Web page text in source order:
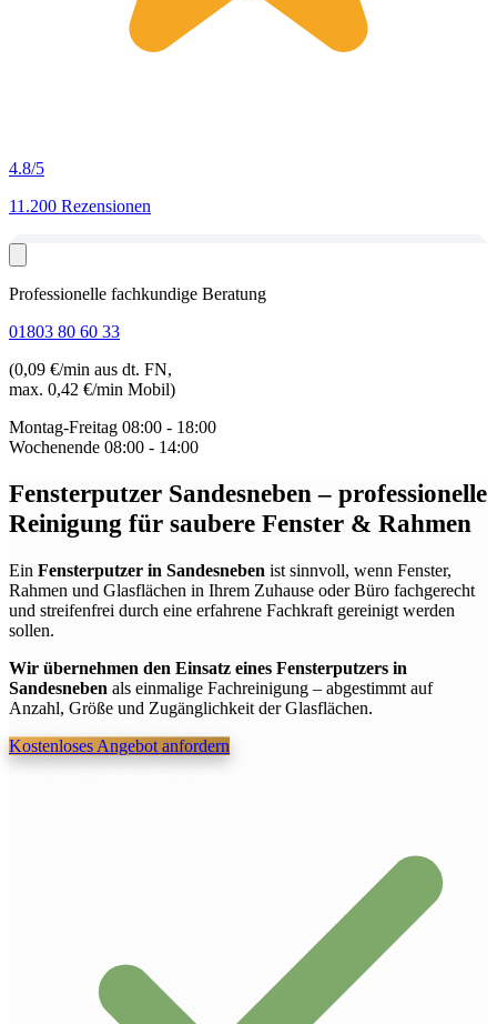
4.8/5
11.200 Rezensionen
Professionelle fachkundige Beratung
01803 80 60 33
(0,09 €/min aus dt. FN,
max. 0,42 €/min Mobil)
Montag-Freitag 08:00 - 18:00
Wochenende 08:00 - 14:00
Fensterputzer Sandesneben– professionelle
Reinigung für saubere Fenster & Rahmen
Ein Fensterputzer in Sandesneben ist sinnvoll, wenn Fenster,
Rahmen und Glasflächen in Ihrem Zuhause oder Büro fachgerecht
und streifenfrei durch eine erfahrene Fachkraft gereinigt werden
sollen.
Wir übernehmen den Einsatz eines Fensterputzers in
Sandesneben als einmalige Fachreinigung – abgestimmt auf
Anzahl, Größe und Zugänglichkeit der Glasflächen.
Kostenloses Angebot anfordern